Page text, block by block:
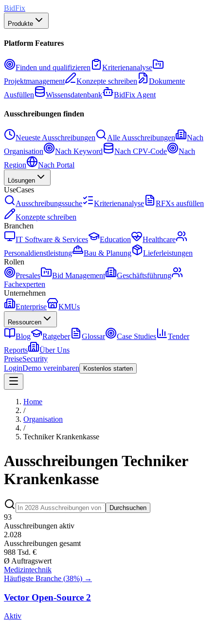
BidFix
Produkte
Platform Features
Finden und qualifizieren
Kriterienanalyse
Projektmanagement
Konzepte schreiben
Dokumente
Ausfüllen
Wissensdatenbank BidFix Agent
Ausschreibungen finden
Neueste Ausschreibungen Alle Ausschreibungen
Nach
Organisation
Nach Keyword Nach CPV-Code
Nach
Region
Nach Portal
Lösungen
UseCases
Ausschreibungssuche
Kriterienanalyse
RFXs ausfüllen
Konzepte schreiben
Branchen
IT Software & Services
Education
Healthcare
Personaldienstleistung
Bau & Planung
Lieferleistungen
Rollen
Presales
Bid Management
Geschäftsführung
Fachexperten
Unternehmen
Enterprise
KMUs
Ressourcen
Blog Ratgeber Glossar Case Studies
Tender
Reports
Über Uns
PreiseSecurity
LoginDemo vereinbaren Kostenlos starten
Home
/
Organisation
/
Techniker Krankenkasse
Ausschreibungen Techniker
Krankenkasse
Durchsuchen
93
Ausschreibungen aktiv
2.028
Ausschreibungen gesamt
988 Tsd. €
Ø Auftragswert
Medizintechnik
Häufigste Branche (38%) →
Vector Open-Source 2
Aktiv